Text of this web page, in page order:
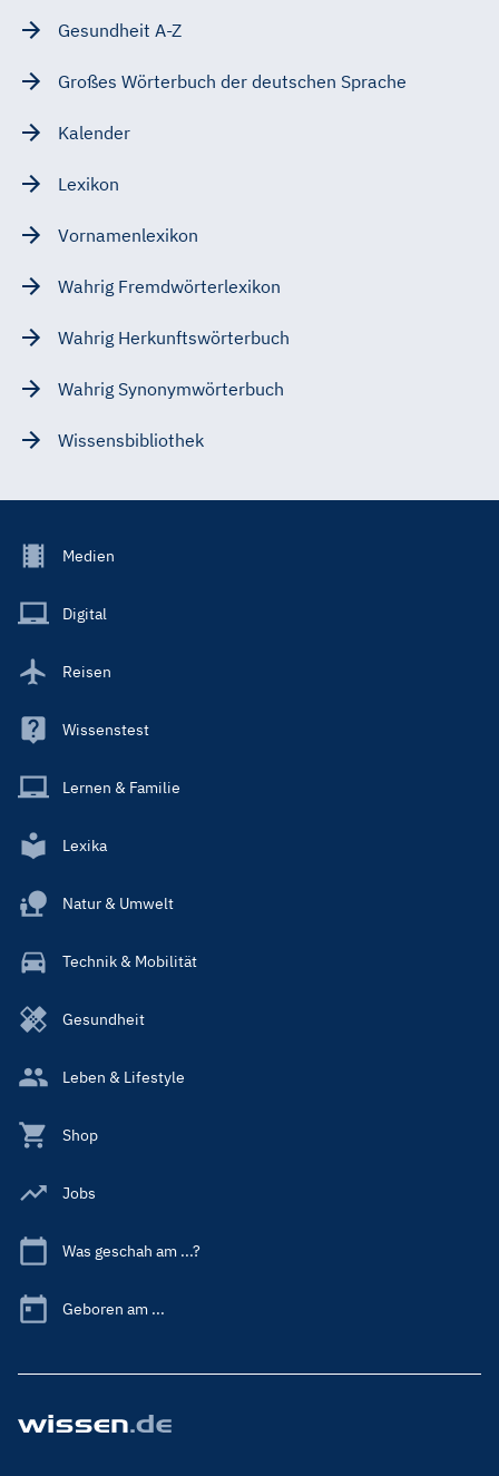
Gesundheit A-Z
Großes Wörterbuch der deutschen Sprache
Kalender
Lexikon
Vornamenlexikon
Wahrig Fremdwörterlexikon
Wahrig Herkunftswörterbuch
Wahrig Synonymwörterbuch
Wissensbibliothek
Footer
Main
Medien
Digital
Reisen
Wissenstest
Lernen & Familie
Lexika
Natur & Umwelt
Technik & Mobilität
Gesundheit
Leben & Lifestyle
Shop
Jobs
Was geschah am ...?
Geboren am ...